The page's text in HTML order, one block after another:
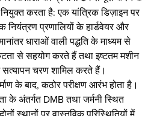
नियुक्त करता है: एक यांत्रिक डिज़ाइन पर
नियंत्रण प्रणालियों के हार्डवेयर और
धाराओं वाली पद्धति के माध्यम से
से सहयोग करते हैं तथा इष्टतम मशीन
चरण शामिल करते हैं।
के बाद, कठोर परीक्षण आरंभ होता है।
के अंतर्गत DMB तथा जर्मनी स्थित